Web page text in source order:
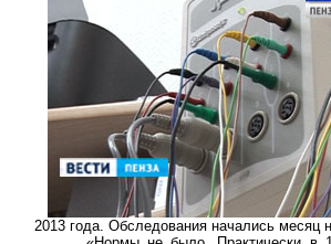
2013 года. Обследования начались месяц